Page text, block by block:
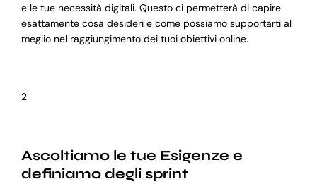
e le tue necessità digitali. Questo ci permetterà di capire
esattamente cosa desideri e come possiamo supportarti al
meglio nel raggiungimento dei tuoi obiettivi online.
2
Ascoltiamo le tue Esigenze e
definiamo degli sprint